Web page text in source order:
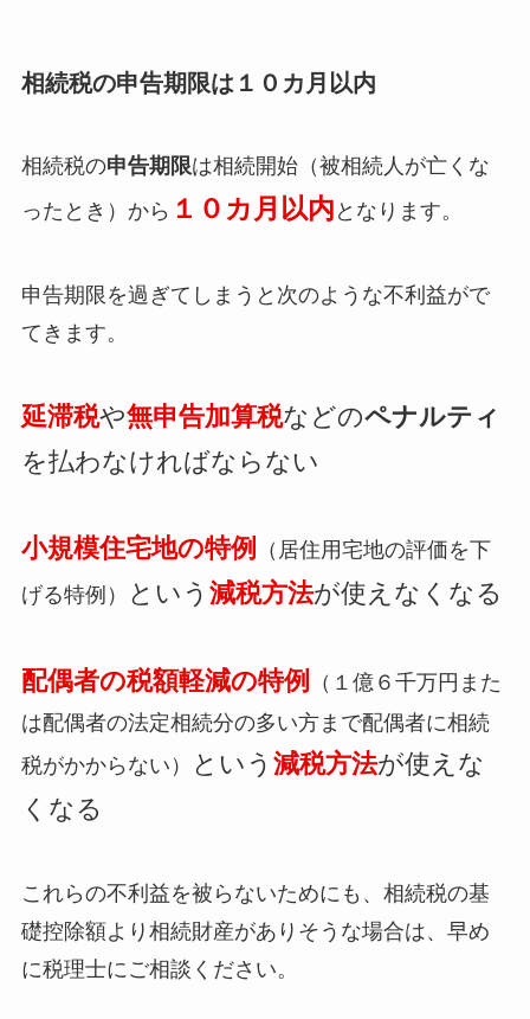
相続税の申告期限は１０カ月以内
相続税の申告期限は相続開始（被相続人が亡くな
ったとき）から １０カ月以内 となります。
申告期限を過ぎてしまうと次のような不利益がで
てきます。
延滞税や無申告加算税などのペナルティ
を払わなければならない
小規模住宅地の特例
（居住用宅地の評価を下
げる特例）
という 減税方法が使えなくなる
配偶者の税額軽減の特例
（１億６千万円また
は配偶者の法定相続分の多い方まで配偶者に相続
税がかからない）
という 減税方法が使えな
くなる
これらの不利益を被らないためにも、相続税の基
礎控除額より相続財産がありそうな場合は、早め
に税理士にご相談ください。